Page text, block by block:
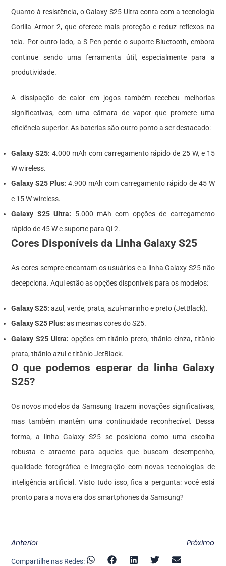
Quanto à resistência, o Galaxy S25 Ultra conta com a tecnologia
Gorilla Armor 2, que oferece mais proteção e reduz reflexos na
tela. Por outro lado, a S Pen perde o suporte Bluetooth, embora
continue sendo uma ferramenta útil, especialmente para a
produtividade.
A dissipação de calor em jogos também recebeu melhorias
significativas, com uma câmara de vapor que promete uma
eficiência superior. As baterias são outro ponto a ser destacado:
Galaxy S25: 4.000 mAh com carregamento rápido de 25 W, e 15
W wireless.
Galaxy S25 Plus: 4.900 mAh com carregamento rápido de 45 W
e 15 W wireless.
Galaxy S25 Ultra: 5.000 mAh com opções de carregamento
rápido de 45 W e suporte para Qi 2.
Cores Disponíveis da Linha Galaxy S25
As cores sempre encantam os usuários e a linha Galaxy S25 não
decepciona. Aqui estão as opções disponíveis para os modelos:
Galaxy S25: azul, verde, prata, azul-marinho e preto (JetBlack).
Galaxy S25 Plus: as mesmas cores do S25.
Galaxy S25 Ultra: opções em titânio preto, titânio cinza, titânio
prata, titânio azul e titânio JetBlack.
O que podemos esperar da linha Galaxy
S25?
Os novos modelos da Samsung trazem inovações significativas,
mas também mantêm uma continuidade reconhecível. Dessa
forma, a linha Galaxy S25 se posiciona como uma escolha
robusta e atraente para aqueles que buscam desempenho,
qualidade fotográfica e integração com novas tecnologias de
inteligência artificial. Visto tudo isso, fica a pergunta: você está
pronto para a nova era dos smartphones da Samsung?
Anterior Próximo
Compartilhe nas Redes: